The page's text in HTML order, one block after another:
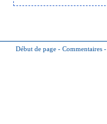
Début de page - Commentaires -